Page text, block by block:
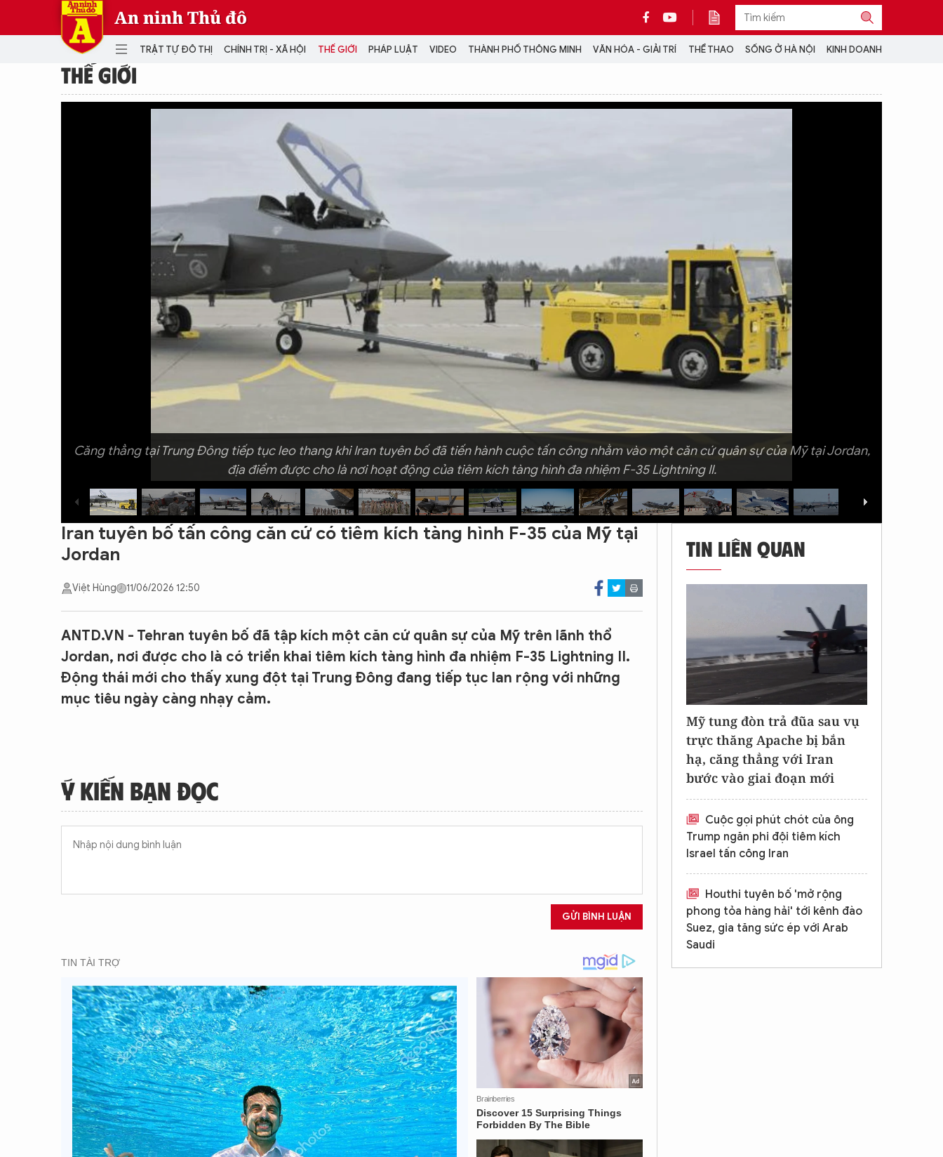
An ninh Thủ đô
TRẬT TỰ ĐÔ THỊ CHÍNH TRỊ - XÃ HỘI THẾ GIỚI PHÁP LUẬT VIDEO THÀNH PHỐ THÔNG MINH VĂN HÓA - GIẢI TRÍ THỂ THAO SỐNG Ở HÀ NỘI KINH DOANH
CHÍNH TRỊ - XÃ HỘI
Đại hội Đảng
PHÁP LUẬT
THÀNH PHỐ THÔNG MINH
VĂN HÓA - GIẢI TRÍ
SỐNG Ở HÀ NỘI
KINH DOANH
MULTIMEDIA
Podcast
Video
Ảnh
Infographic
CON ĐƯỜNG KHỞI NGHIỆP
THẾ GIỚI
Căng thẳng tại Trung Đông tiếp tục leo thang khi Iran tuyên bố đã tiến hành cuộc tấn công nhằm vào một căn cứ quân sự của Mỹ tại Jordan,
địa điểm được cho là nơi hoạt động của tiêm kích tàng hình đa nhiệm F-35 Lightning II.
Iran tuyên bố tấn công căn cứ có tiêm kích tàng hình F-35 của Mỹ tại
Jordan
Việt Hùng 11/06/2026 12:50
ANTD.VN - Tehran tuyên bố đã tập kích một căn cứ quân sự của Mỹ trên lãnh thổ
Jordan, nơi được cho là có triển khai tiêm kích tàng hình đa nhiệm F-35 Lightning II.
Động thái mới cho thấy xung đột tại Trung Đông đang tiếp tục lan rộng với những
mục tiêu ngày càng nhạy cảm.
Ý KIẾN BẠN ĐỌC
GỬI BÌNH LUẬN
TIN LIÊN QUAN
Mỹ tung đòn trả đũa sau vụ
trực thăng Apache bị bắn
hạ, căng thẳng với Iran
bước vào giai đoạn mới
Cuộc gọi phút chót của ông
Trump ngăn phi đội tiêm kích
Israel tấn công Iran
Houthi tuyên bố 'mở rộng
phong tỏa hàng hải' tới kênh đào
Suez, gia tăng sức ép với Arab
Saudi